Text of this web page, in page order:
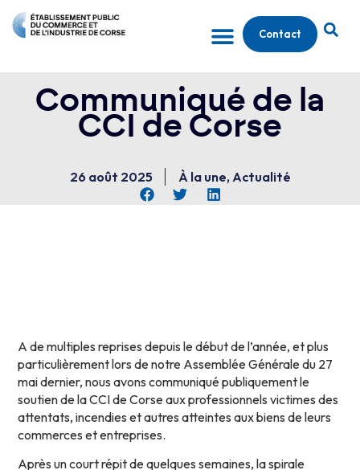
Contact
Communiqué de la
CCI de Corse
26 août 2025 À la une, Actualité
A de multiples reprises depuis le début de l’année, et plus
particulièrement lors de notre Assemblée Générale du 27
mai dernier, nous avons communiqué publiquement le
soutien de la CCI de Corse aux professionnels victimes des
attentats, incendies et autres atteintes aux biens de leurs
commerces et entreprises.
Après un court répit de quelques semaines, la spirale